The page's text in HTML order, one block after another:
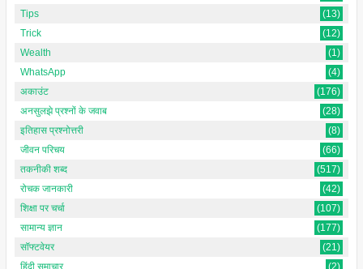
Tips
(13)
Trick
(12)
Wealth
(1)
WhatsApp
(4)
अकाउंट
(176)
अनसुलझे प्रश्नों के जवाब
(28)
इतिहास प्रश्नोत्तरी
(8)
जीवन परिचय
(66)
तकनीकी शब्द
(517)
रोचक जानकारी
(42)
शिक्षा पर चर्चा
(107)
सामान्य ज्ञान
(177)
सॉफ्टवेयर
(21)
हिंदी समाचार
(2)